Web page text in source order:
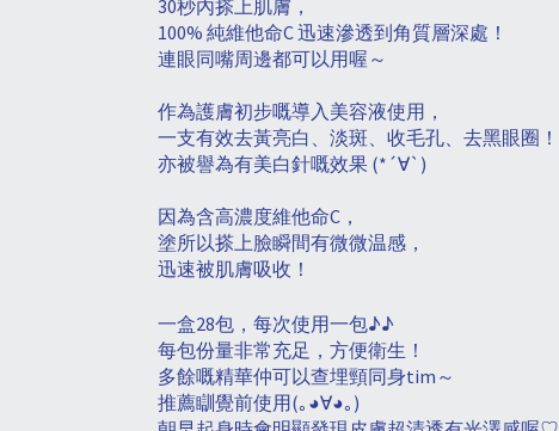
30秒內搽上肌膚，
100% 純維他命C迅速滲透到角質層深處！
連眼同嘴周邊都可以用喔～
作為護膚初步嘅導入美容液使用，
一支有效去黃亮白、淡斑、收毛孔、去黑眼圈！
亦被譽為有美白針嘅效果 (*´∀`)
因為含高濃度維他命C ，
塗所以搽上臉瞬間有微微温感，
迅速被肌膚吸收！
一盒28包，每次使用一包♪♪
每包份量非常充足，方便衛生！
多餘嘅精華仲可以查埋頸同身tim ～
推薦瞓覺前使用(｡ ◕∀◕｡ )